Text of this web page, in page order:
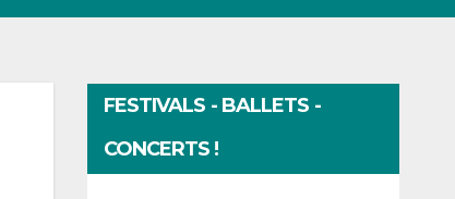
FESTIVALS - BALLETS -
CONCERTS !